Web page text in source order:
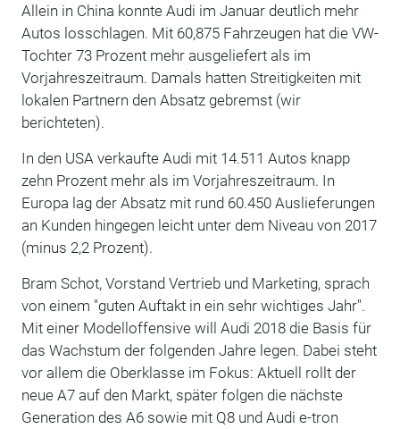
Allein in China konnte Audi im Januar deutlich mehr
Autos losschlagen. Mit 60,875 Fahrzeugen hat die VW-
Tochter 73 Prozent mehr ausgeliefert als im
Vorjahreszeitraum. Damals hatten Streitigkeiten mit
lokalen Partnern den Absatz gebremst (wir
berichteten).
In den USA verkaufte Audi mit 14.511 Autos knapp
zehn Prozent mehr als im Vorjahreszeitraum. In
Europa lag der Absatz mit rund 60.450 Auslieferungen
an Kunden hingegen leicht unter dem Niveau von 2017
(minus 2,2 Prozent).
Bram Schot, Vorstand Vertrieb und Marketing, sprach
von einem "guten Auftakt in ein sehr wichtiges Jahr".
Mit einer Modelloffensive will Audi 2018 die Basis für
das Wachstum der folgenden Jahre legen. Dabei steht
vor allem die Oberklasse im Fokus: Aktuell rollt der
neue A7 auf den Markt, später folgen die nächste
Generation des A6 sowie mit Q8 und Audi e-tron